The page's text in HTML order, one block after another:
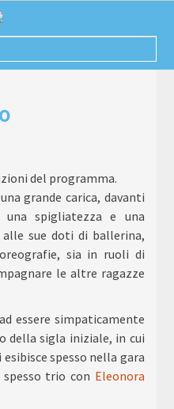
del programma.
grande carica, davanti
spigliatezza e una
alle sue doti di ballerina,
sia in ruoli di
le altre ragazze
essere simpaticamente
della sigla iniziale, in cui
spesso nella gara
trio con Eleonora